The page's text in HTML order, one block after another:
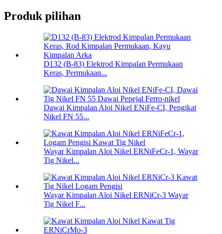
Produk pilihan
D132 (B-83) Elektrod Kimpalan Permukaan
Keras, Permukaan...
Dawai Kimpalan Aloi Nikel ENiFe-CI, Pengikat
Nikel FN 55...
Wayar Kimpalan Aloi Nikel ERNiFeCr-1, Wayar
Tig Nikel...
Wayar Kimpalan Aloi Nikel ERNiCr-3 Wayar
Tig Nikel F...